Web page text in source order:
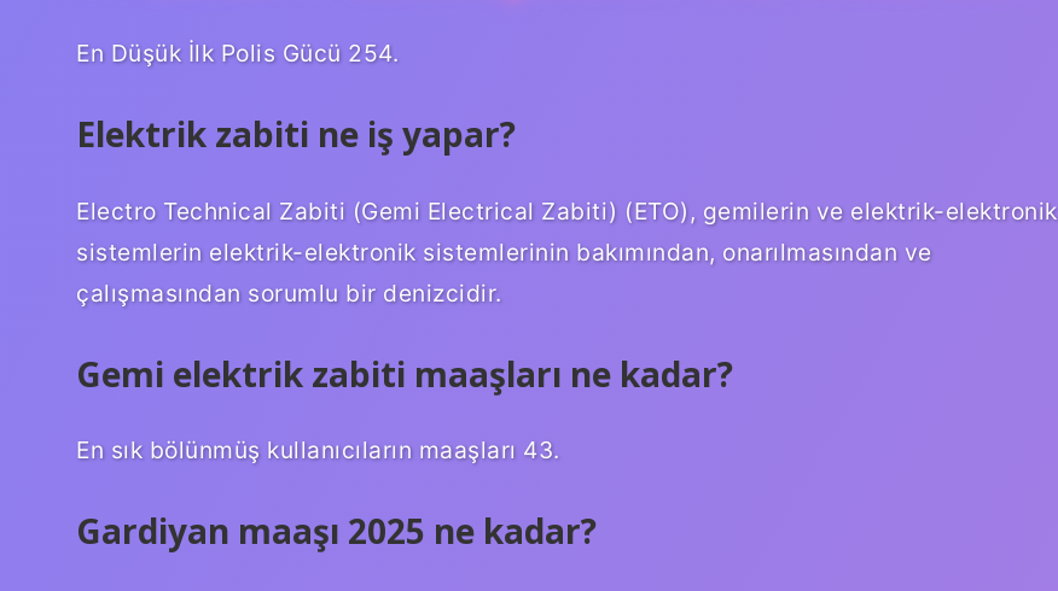
En Düşük İlk Polis Gücü 254.
Elektrik zabiti ne iş yapar?
Electro Technical Zabiti (Gemi Electrical Zabiti) (ETO), gemilerin ve elektrik-elektronik
sistemlerin elektrik-elektronik sistemlerinin bakımından, onarılmasından ve
çalışmasından sorumlu bir denizcidir.
Gemi elektrik zabiti maaşları ne kadar?
En sık bölünmüş kullanıcıların maaşları 43.
Gardiyan maaşı 2025 ne kadar?